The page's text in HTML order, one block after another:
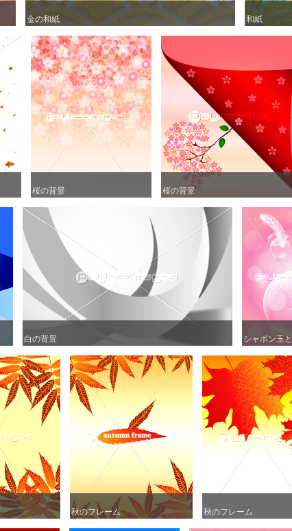
金の和紙
金の和紙 和紙
和紙
桜の背景
桜の背景 桜の背景
桜の背景
白の背景
白の背景 シャボン玉
シャボン玉
秋のフレーム
秋のフレーム 秋のフレーム
秋のフレーム